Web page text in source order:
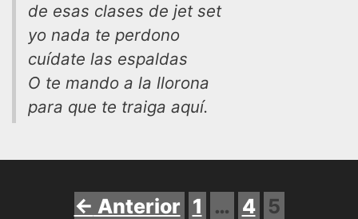
de esas clases de jet set
yo nada te perdono
cuídate las espaldas
O te mando a la llorona
para que te traiga aquí.
← Anterior Página
1 … Página
4 Página
5